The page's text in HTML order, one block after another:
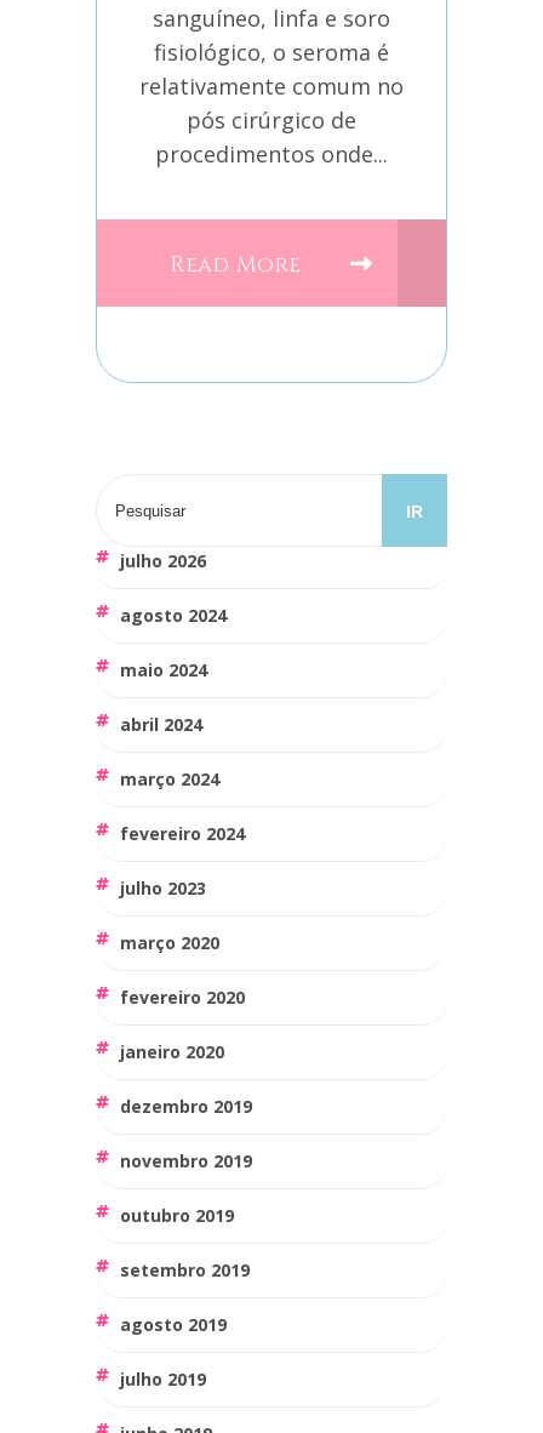
sanguíneo, linfa e soro
fisiológico, o seroma é
relativamente comum no
pós cirúrgico de
procedimentos onde...
Read More
julho 2026
agosto 2024
maio 2024
abril 2024
março 2024
fevereiro 2024
julho 2023
março 2020
fevereiro 2020
janeiro 2020
dezembro 2019
novembro 2019
outubro 2019
setembro 2019
agosto 2019
julho 2019